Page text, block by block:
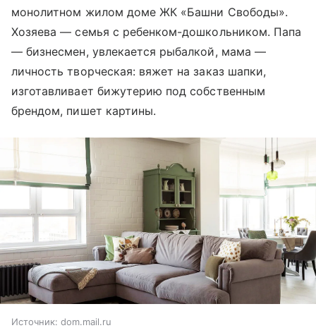
монолитном жилом доме ЖК «Башни Свободы».
Хозяева — семья с ребенком-дошкольником. Папа
— бизнесмен, увлекается рыбалкой, мама —
личность творческая: вяжет на заказ шапки,
изготавливает бижутерию под собственным
брендом, пишет картины.
Источник: dom.mail.ru